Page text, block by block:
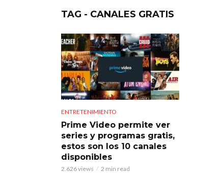
TAG - CANALES GRATIS
ENTRETENIMIENTO
Prime Video permite ver
series y programas gratis,
estos son los 10 canales
disponibles
2.626 views 2 min read